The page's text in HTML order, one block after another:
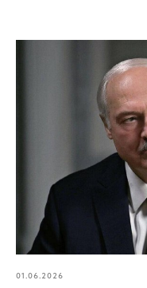
01.06.2026